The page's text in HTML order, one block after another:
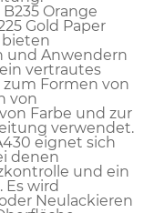
Orange
Gold Paper
bieten
und Anwendern
vertrautes
Formen von
von
Farbe und zur
verwendet.
eignet sich
denen
und ein
Es wird
Neulackieren